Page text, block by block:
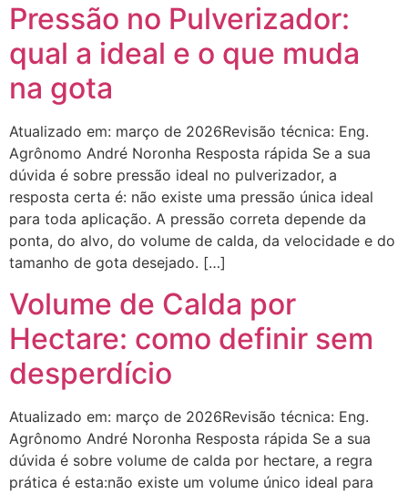
Pressão no Pulverizador:
qual a ideal e o que muda
na gota
Atualizado em: março de 2026Revisão técnica: Eng.
Agrônomo André Noronha Resposta rápida Se a sua
dúvida é sobre pressão ideal no pulverizador, a
resposta certa é: não existe uma pressão única ideal
para toda aplicação. A pressão correta depende da
ponta, do alvo, do volume de calda, da velocidade e do
tamanho de gota desejado. […]
Volume de Calda por
Hectare: como definir sem
desperdício
Atualizado em: março de 2026Revisão técnica: Eng.
Agrônomo André Noronha Resposta rápida Se a sua
dúvida é sobre volume de calda por hectare, a regra
prática é esta:não existe um volume único ideal para